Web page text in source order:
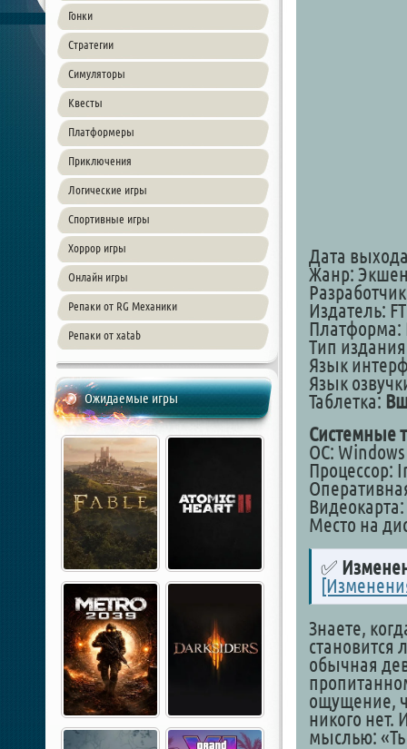
Гонки
Стратегии
Симуляторы
Квесты
Платформеры
Приключения
Логические игры
Спортивные игры
Хоррор игры
Онлайн игры
Репаки от RG Механики
Репаки от xatab
Ожидаемые игры
Дата
Жанр:
Издатель:
Платформа:
Тип
Язык
Язык
Таблетка:
Системные
ОС: Windows
Процессор:
Место на
✅
Знаете,
становится
обычная
ощущение,
никого нет.
мыслью: